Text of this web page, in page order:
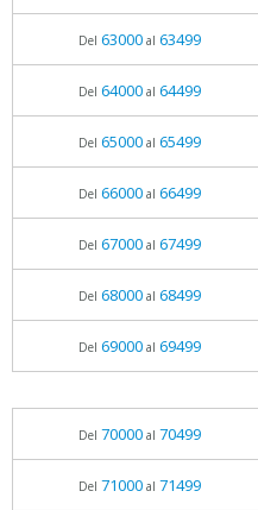
Del 63000al 63499
Del 64000al 64499
Del 65000al 65499
Del 66000al 66499
Del 67000al 67499
Del 68000al 68499
Del 69000al 69499
Del 70000al 70499
Del 71000al 71499